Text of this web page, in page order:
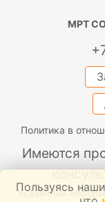
МРТ
Политика в
Имеются
Указанная
Пользуясь